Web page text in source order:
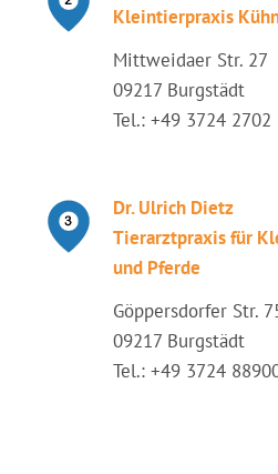
Kleintierpraxis
Mittweidaer Str. 27
09217 Burgstädt
Tel.: +49 3724 2702
Dr. Ulrich Dietz
Tierarztpraxis für
und Pferde
Göppersdorfer Str.
09217 Burgstädt
Tel.: +49 3724